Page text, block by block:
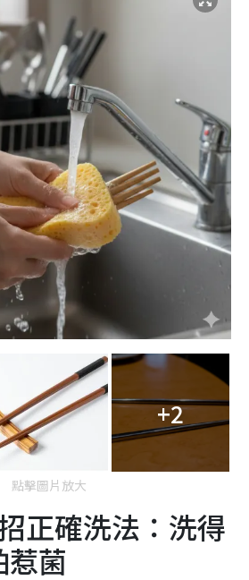
+2
點擊圖片放大
正確洗法：洗得
惹菌